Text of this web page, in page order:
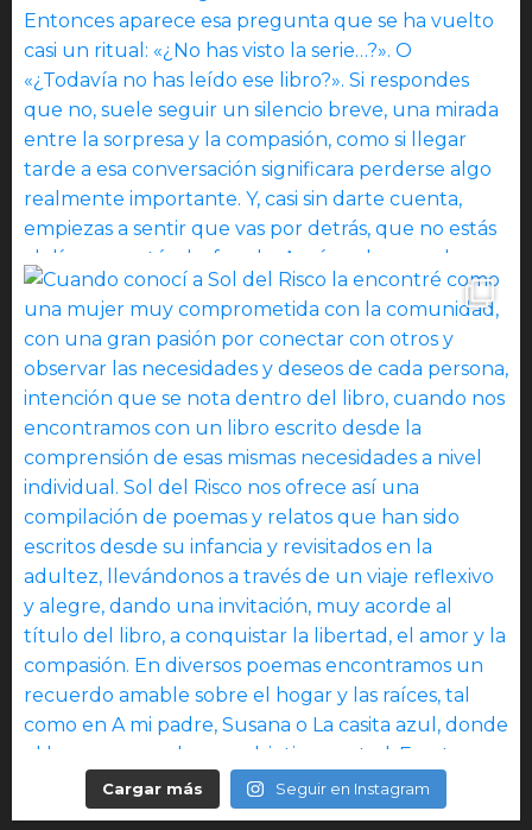
Cargar más Seguir en Instagram